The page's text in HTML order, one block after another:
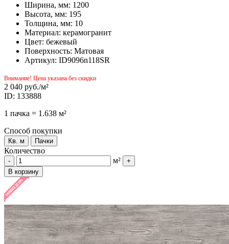
Ширина, мм: 1200
Высота, мм: 195
Толщина, мм: 10
Материал: керамогранит
Цвет: бежевый
Поверхность: Матовая
Артикул: ID9096n118SR
Внимание! Цена указана без скидки
2 040 руб./м²
ID: 133888
1 пачка = 1.638 м²
Способ покупки
Кв. м Пачки
Количество
- м²
+
В корзину